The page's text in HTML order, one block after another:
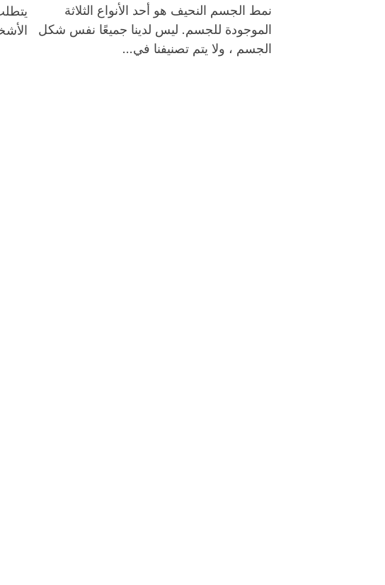
نمط الجسم النحيف هو أحد الأنواع الثلاثة
الموجودة للجسم. ليس لدينا جميعًا نفس شكل
الجسم ، ولا يتم تصنيفنا في...